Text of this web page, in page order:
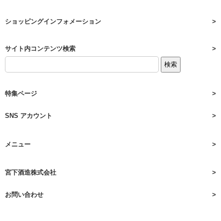
ショッピングインフォメーション
サイト内コンテンツ検索
特集ページ
SNS アカウント
メニュー
宮下酒造株式会社
お問い合わせ